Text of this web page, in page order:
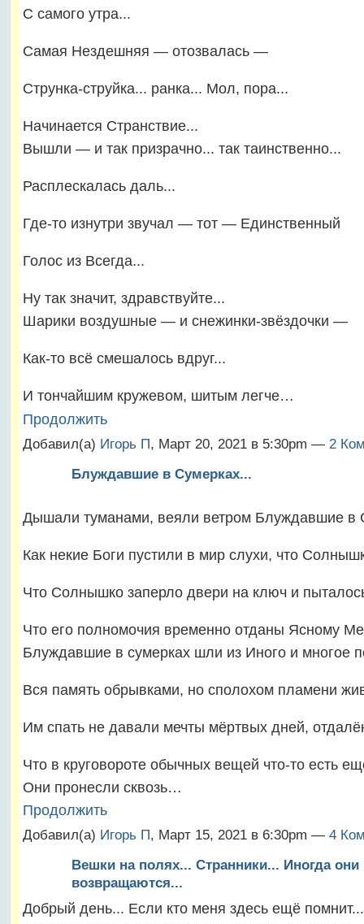
С самого утра...
Самая Нездешняя — отозвалась —
Струнка-струйка... ранка... Мол, пора...
Начинается Странствие...
Вышли — и так призрачно... так таинственно...
Расплескалась даль...
Где-то изнутри звучал — тот — Единственный
Голос из Всегда...
Ну так значит, здравствуйте...
Шарики воздушные — и снежинки-звёздочки —
Как-то всё смешалось вдруг...
И тончайшим кружевом, шитым легче…
Продолжить
Добавил(а) Игорь П, Март 20, 2021 в 5:30pm — 2
Блуждавшие в Сумерках...
Дышали туманами, веяли ветром Блуждавшие в
Как некие Боги пустили в мир слухи, что
Что Солнышко заперло двери на ключ и
Что его полномочия временно отданы Ясному
Блуждавшие в сумерках шли из Иного и многое
Вся память обрывками, но сполохом пламени
Им спать не давали мечты мёртвых дней,
Что в круговороте обычных вещей что-то есть
Они пронесли сквозь…
Продолжить
Добавил(а) Игорь П, Март 15, 2021 в 6:30pm — 4
Вешки на полях... Странники... Иногда они
возвращаются...
Добрый день... Если кто меня здесь ещё